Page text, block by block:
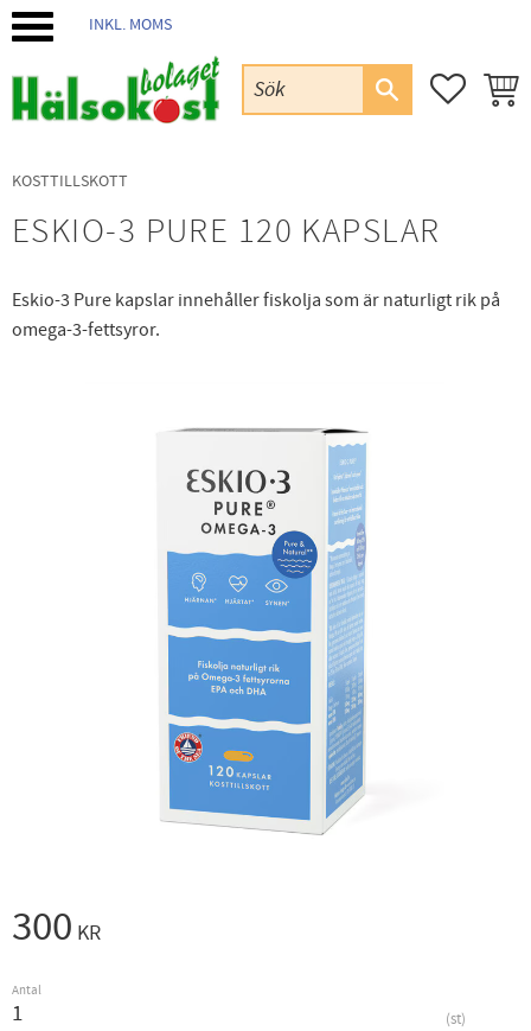
INKL. MOMS
KOSTTILLSKOTT
ESKIO-3 PURE 120 KAPSLAR
Eskio-3 Pure kapslar innehåller fiskolja som är naturligt rik på
omega-3-fettsyror.
300 KR
Antal
st